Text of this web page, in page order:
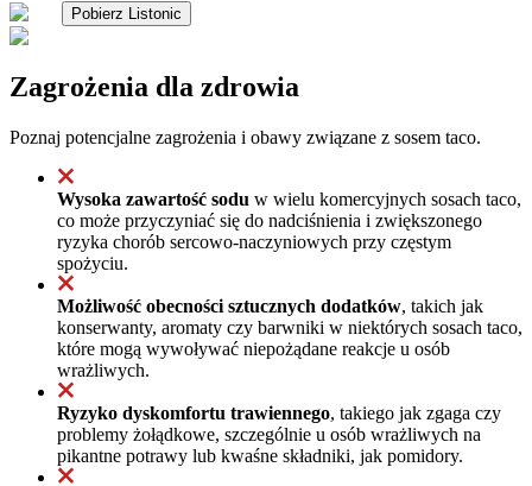
Pobierz Listonic
Zagrożenia dla zdrowia
Poznaj potencjalne zagrożenia i obawy związane z sosem taco.
Wysoka zawartość sodu w wielu komercyjnych sosach taco,
co może przyczyniać się do nadciśnienia i zwiększonego
ryzyka chorób sercowo-naczyniowych przy częstym
spożyciu.
Możliwość obecności sztucznych dodatków, takich jak
konserwanty, aromaty czy barwniki w niektórych sosach taco,
które mogą wywoływać niepożądane reakcje u osób
wrażliwych.
Ryzyko dyskomfortu trawiennego, takiego jak zgaga czy
problemy żołądkowe, szczególnie u osób wrażliwych na
pikantne potrawy lub kwaśne składniki, jak pomidory.